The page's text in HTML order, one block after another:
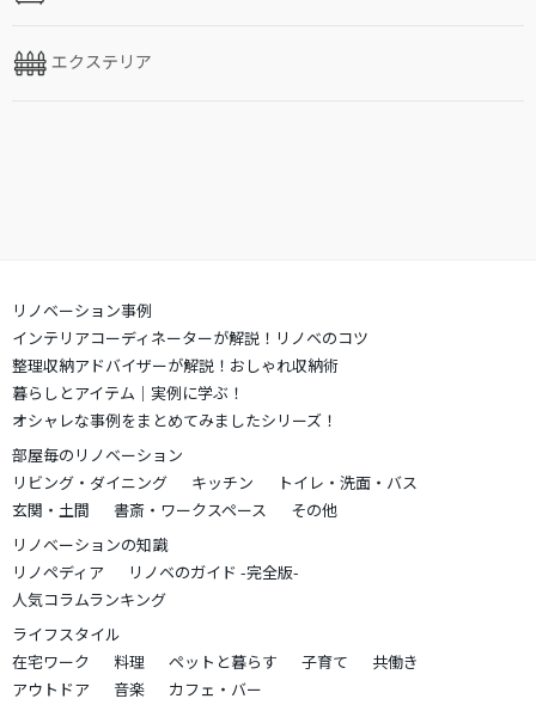
エクステリア
リノベーション事例
インテリアコーディネーターが解説！リノベのコツ
整理収納アドバイザーが解説！おしゃれ収納術
暮らしとアイテム｜実例に学ぶ！
オシャレな事例をまとめてみましたシリーズ！
部屋毎のリノベーション
リビング・ダイニング
キッチン
トイレ・洗面・バス
玄関・土間
書斎・ワークスペース
その他
リノベーションの知識
リノペディア
リノベのガイド -完全版-
人気コラムランキング
ライフスタイル
在宅ワーク
料理 ペットと暮らす 子育て
共働き
アウトドア
音楽
カフェ・バー